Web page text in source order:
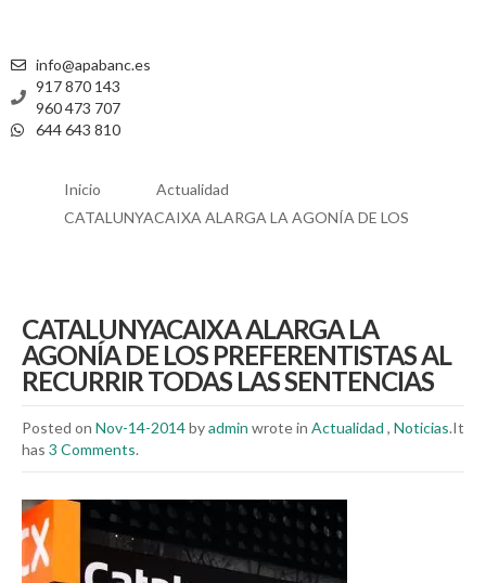
info@apabanc.es
917 870 143
960 473 707
644 643 810
Inicio
Actualidad
CATALUNYACAIXA ALARGA LA AGONÍA DE LOS
CATALUNYACAIXA ALARGA LA
AGONÍA DE LOS PREFERENTISTAS AL
RECURRIR TODAS LAS SENTENCIAS
Posted on Nov-14-2014byadmin wrote in Actualidad , Noticias.It
has 3 Comments.